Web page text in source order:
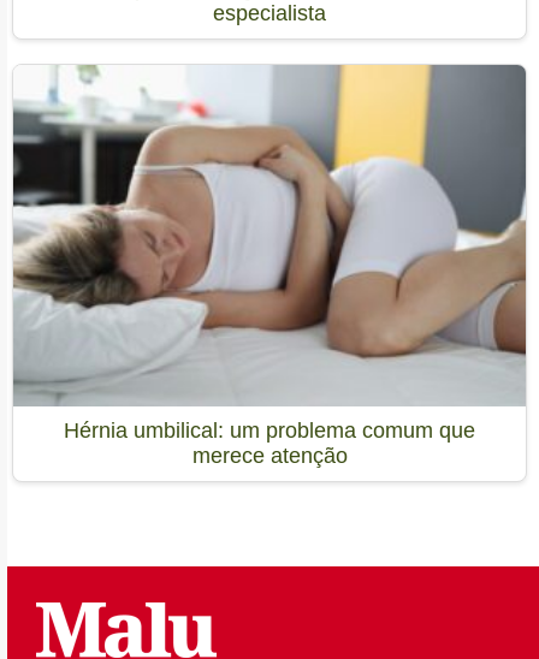
especialista
Hérnia umbilical: um problema comum que
merece atenção